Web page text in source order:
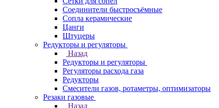
Соединители быстросъёмные
Сопла керамические
Цанги
Штуцеры
Редукторы и регуляторы
Назад
Редукторы и регуляторы
Регуляторы расхода газа
Редукторы
Смесители газов, ротаметры, оптимизаторы
Резаки газовые
Назад